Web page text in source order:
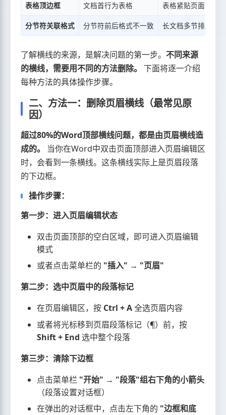
表格顶边框 文档首行为表格 表格紧贴页面顶部
分节符关联格式 分节符前后格式不一致 长文档多节排版
了解横线的来源，是解决问题的第一步。 不同来源
的横线，需要用不同的方法删除。 下面将逐一介绍
每种方法的具体操作步骤。
二、方法一：删除页眉横线（最常见原
因）
超过80%的Word顶部横线问题，都是由页眉横线造
成的。
当你在Word中双击页面顶部进入页眉编辑区
时，会看到一条横线。这条横线实际上是页眉段落
的下边框。
操作步骤：
第一步：进入页眉编辑状态
双击页面顶部的空白区域，即可进入页眉编辑
模式
或者点击菜单栏的 "插入" → "页眉"
第二步：选中页眉中的段落标记
在页眉编辑区，按 Ctrl + A全选页眉内容
或者将光标移到页眉段落标记（¶）前，按
Shift + End 选中整个段落
第三步：清除下边框
点击菜单栏 "开始" → "段落"组右下角的小箭头
（段落设置对话框）
在弹出的对话框中，点击左下角的 "边框和底